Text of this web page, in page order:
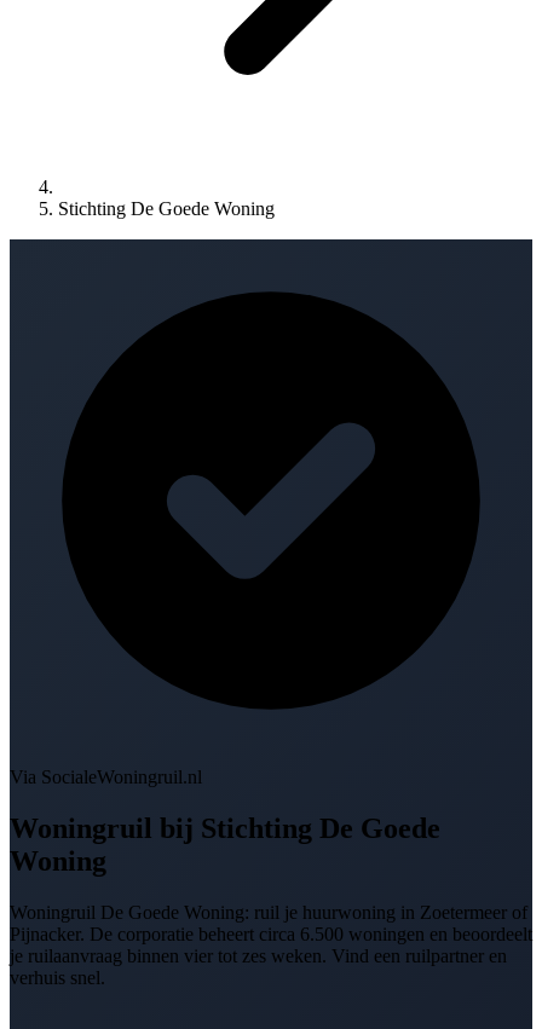
Stichting De Goede Woning
Via SocialeWoningruil.nl
Woningruil bij Stichting De Goede
Woning
Woningruil De Goede Woning: ruil je huurwoning in Zoetermeer of
Pijnacker. De corporatie beheert circa 6.500 woningen en beoordeelt
je ruilaanvraag binnen vier tot zes weken. Vind een ruilpartner en
verhuis snel.